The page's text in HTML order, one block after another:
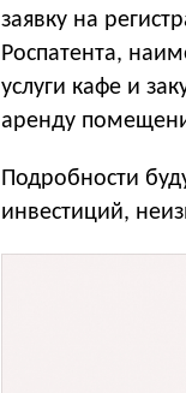
заявку на
Роспатента,
услуги кафе и
аренду
Подробности
инвестиций,